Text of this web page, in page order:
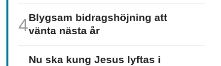
Blygsam bidrags­höjning att
vänta nästa år
Nu ska kung Jesus lyftas i